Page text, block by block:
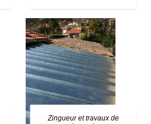
Zingueur et travaux de